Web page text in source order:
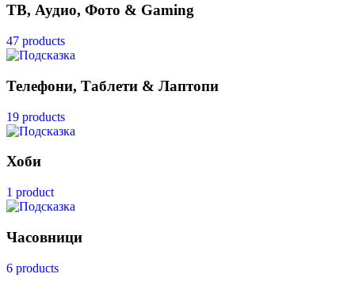
ТВ, Аудио, Фото & Gaming
47 products
Телефони, Таблети & Лаптопи
19 products
Хоби
1 product
Часовници
6 products